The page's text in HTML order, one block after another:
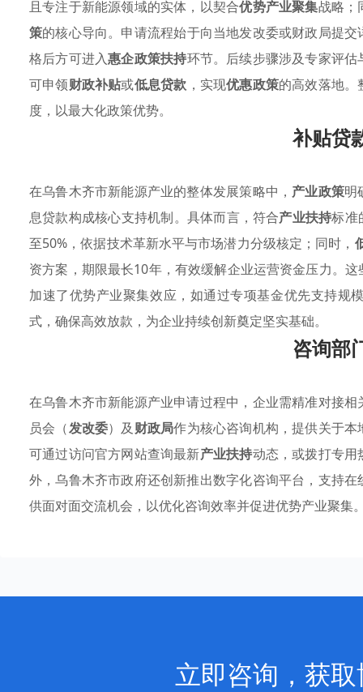
且专注于新能源领域的实体，以契合优势产业聚集战略；
策的核心导向。申请流程始于向当地发改委或财政局提
格后方可进入惠企政策扶持环节。后续步骤涉及专家评
可申领财政补贴或低息贷款 ，实现优惠政策的高效落地。
度，以最大化政策优势。
补贴贷
在乌鲁木齐市新能源产业的整体发展策略中， 产业政策明
息贷款构成核心支持机制。具体而言，符合产业扶持标准
至50%，依据技术革新水平与市场潜力分级核定；同时，
资方案，期限最长10年，有效缓解企业运营资金压力。这
加速了优势产业聚集效应，如通过专项基金优先支持规
式，确保高效放款，为企业持续创新奠定坚实基础。
咨询部
在乌鲁木齐市新能源产业申请过程中，企业需精准对接
员会（发改委）及 财政局作为核心咨询机构，提供关于本
可通过访问官方网站查询最新产业扶持动态，或拨打专
外，乌鲁木齐市政府还创新推出数字化咨询平台，支持
供面对面交流机会，以优化咨询效率并促进优势产业聚集
立即咨询，获